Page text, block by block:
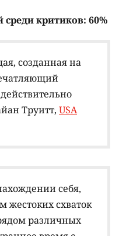
критиков: 60%
созданная на
Труитт, USA
себя,
жестоких схваток
различных